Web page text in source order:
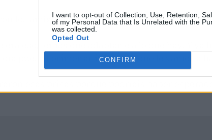
I want to opt-out of Collection, Use, Retention,
of my Personal Data that Is Unrelated with the
was collected.
Opted Out
CONFIRM
los amigos pero bueno, con esta situación
eso, tenías que adaptarte a lo que hay. Y ya
pues el primer aniversario, que le vamos a
esas prisas porque podríais haber esperado